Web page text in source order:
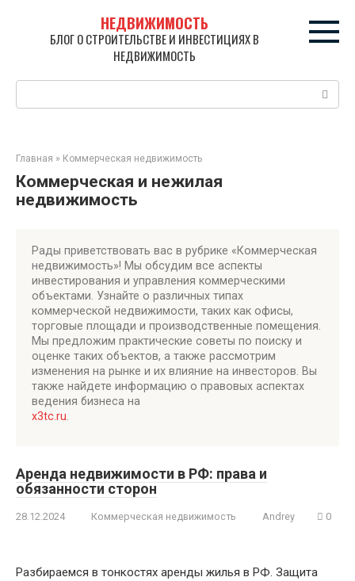
НЕДВИЖИМОСТЬ
БЛОГ О СТРОИТЕЛЬСТВЕ И ИНВЕСТИЦИЯХ В
НЕДВИЖИМОСТЬ
Поиск:
Главная » Коммерческая недвижимость
Коммерческая и нежилая
недвижимость
Рады приветствовать вас в рубрике «Коммерческая
недвижимость»! Мы обсудим все аспекты
инвестирования и управления коммерческими
объектами. Узнайте о различных типах
коммерческой недвижимости, таких как офисы,
торговые площади и производственные помещения.
Мы предложим практические советы по поиску и
оценке таких объектов, а также рассмотрим
изменения на рынке и их влияние на инвесторов. Вы
также найдете информацию о правовых аспектах
ведения бизнеса на
x3tc.ru
Аренда недвижимости в РФ: права и
обязанности сторон
28.12.2024 Коммерческая недвижимость Andrey 0
Разбираемся в тонкостях аренды жилья в РФ. Защита